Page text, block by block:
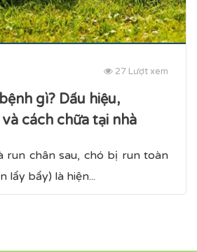
27 Lượt xem
gì? Dấu hiệu,
cách chữa tại nhà
run chân sau, chó bị run toàn
lẩy bẩy) là hiện...